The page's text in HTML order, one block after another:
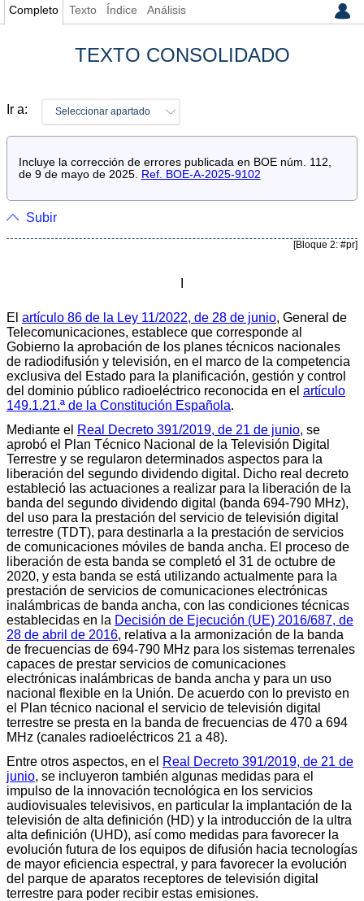
Completo Texto Índice Análisis
TEXTO CONSOLIDADO
Ir a: Seleccionar apartado
Incluye la corrección de errores publicada en BOE núm. 112,
de 9 de mayo de 2025.
Ref. BOE-A-2025-9102
Subir
[Bloque 2: #pr]
El artículo 86 de la Ley 11/2022, de 28 de junio, General de
Telecomunicaciones, establece que corresponde al
Gobierno la aprobación de los planes técnicos nacionales
de radiodifusión y televisión, en el marco de la competencia
exclusiva del Estado para la planificación, gestión y control
del dominio público radioeléctrico reconocida en el artículo
149.1.21.ª de la Constitución Española.
Mediante el Real Decreto 391/2019, de 21 de junio, se
aprobó el Plan Técnico Nacional de la Televisión Digital
Terrestre y se regularon determinados aspectos para la
liberación del segundo dividendo digital. Dicho real decreto
estableció las actuaciones a realizar para la liberación de la
banda del segundo dividendo digital (banda 694-790 MHz),
del uso para la prestación del servicio de televisión digital
terrestre (TDT), para destinarla a la prestación de servicios
de comunicaciones móviles de banda ancha. El proceso de
liberación de esta banda se completó el 31 de octubre de
2020, y esta banda se está utilizando actualmente para la
prestación de servicios de comunicaciones electrónicas
inalámbricas de banda ancha, con las condiciones técnicas
establecidas en la Decisión de Ejecución (UE) 2016/687, de
28 de abril de 2016, relativa a la armonización de la banda
de frecuencias de 694-790 MHz para los sistemas terrenales
capaces de prestar servicios de comunicaciones
electrónicas inalámbricas de banda ancha y para un uso
nacional flexible en la Unión. De acuerdo con lo previsto en
el Plan técnico nacional el servicio de televisión digital
terrestre se presta en la banda de frecuencias de 470 a 694
MHz (canales radioeléctricos 21 a 48).
Entre otros aspectos, en el Real Decreto 391/2019, de 21 de
junio, se incluyeron también algunas medidas para el
impulso de la innovación tecnológica en los servicios
audiovisuales televisivos, en particular la implantación de la
televisión de alta definición (HD) y la introducción de la ultra
alta definición (UHD), así como medidas para favorecer la
evolución futura de los equipos de difusión hacia tecnologías
de mayor eficiencia espectral, y para favorecer la evolución
del parque de aparatos receptores de televisión digital
terrestre para poder recibir estas emisiones.